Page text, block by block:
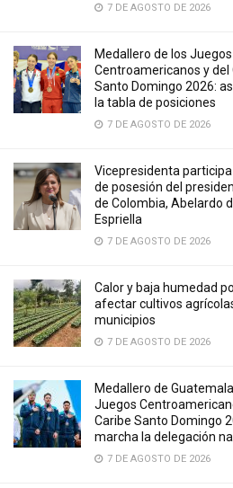
7 DE AGOSTO DE 2026
Medallero de los Juegos
Centroamericanos y del
Santo Domingo 2026:
la tabla de posiciones
7 DE AGOSTO DE 2026
Vicepresidenta
de posesión del
de Colombia, Abelardo
Espriella
7 DE AGOSTO DE 2026
Calor y baja humedad
afectar cultivos
municipios
7 DE AGOSTO DE 2026
Medallero de
Juegos
Caribe Santo Domingo
marcha la delegación
7 DE AGOSTO DE 2026